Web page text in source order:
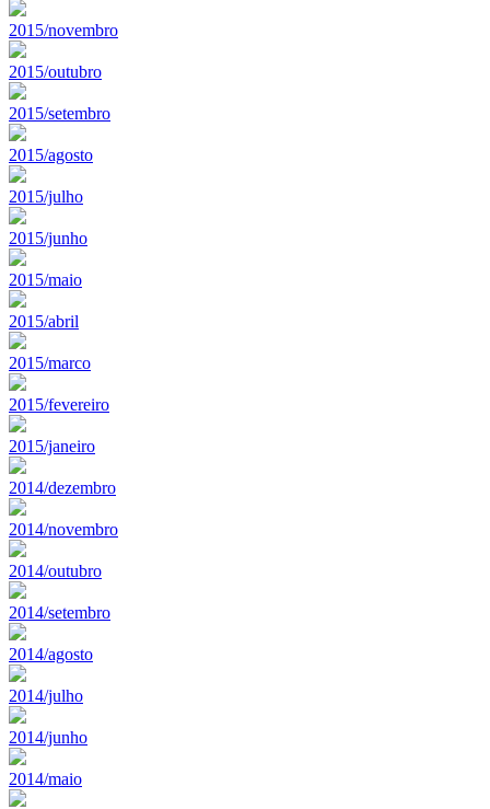
2015/novembro
2015/outubro
2015/setembro
2015/agosto
2015/julho
2015/junho
2015/maio
2015/abril
2015/marco
2015/fevereiro
2015/janeiro
2014/dezembro
2014/novembro
2014/outubro
2014/setembro
2014/agosto
2014/julho
2014/junho
2014/maio